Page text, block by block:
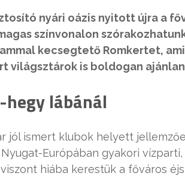
nyári oázis nyitott újra a
színvonalon
kecsegtető Romkertet,
világsztárok is boldogan
lábánál
jól ismert klubok helyett
Európában gyakori
hiába kerestük a főváros